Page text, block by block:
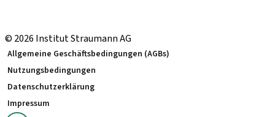
© 2026 Institut Straumann AG
Allgemeine Geschäftsbedingungen (AGBs)
Nutzungsbedingungen
Datenschutzerklärung
Impressum